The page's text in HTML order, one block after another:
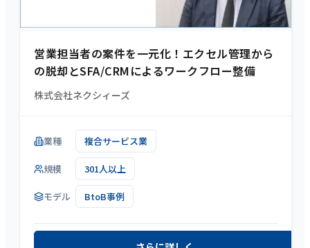
営業担当者の案件を一元化！エクセル管理から
の脱却とSFA/CRMによるワークフロー整備
株式会社ネクシィーズ
業種 複合サービス業
規模 301人以上
モデル BtoB事例